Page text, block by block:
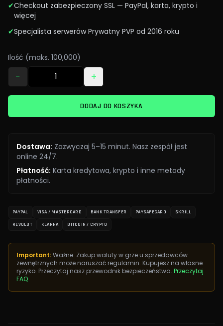
✔Checkout zabezpieczony SSL — PayPal, karta, krypto i
więcej
✔Specjalista serwerów Prywatny PVP od 2016 roku
Ilość (maks. 100,000)
− +
DODAJ DO KOSZYKA
Dostawa: Zazwyczaj 5–15 minut. Nasz zespół jest
online 24/7.
Płatność: Karta kredytowa, krypto i inne metody
płatności.
PAYPAL VISA / MASTERCARD BANK TRANSFER PAYSAFECARD SKRILL
REVOLUT KLARNA BITCOIN / CRYPTO
Important:Ważne: Zakup waluty w grze u sprzedawców
zewnętrznych może naruszać regulamin. Kupujesz na własne
ryzyko. Przeczytaj nasz przewodnik bezpieczeństwa. Przeczytaj
FAQ